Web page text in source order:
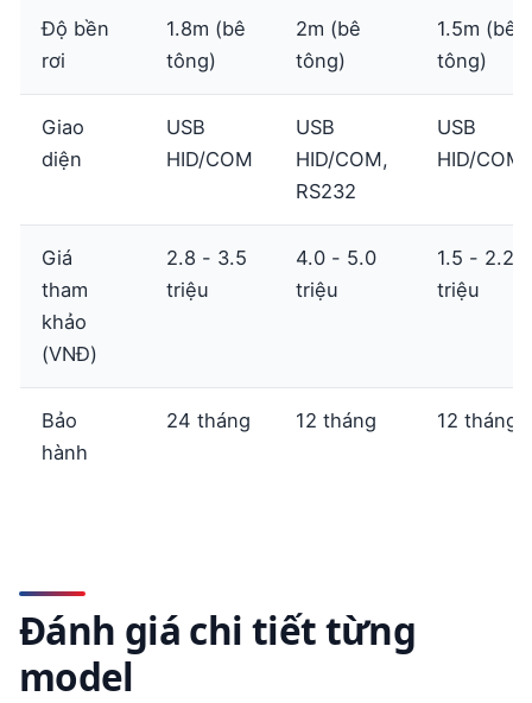
Độ bền
rơi
1.8m (bê
tông)
2m (bê
tông)
1.5m (bê
tông)
Giao
diện
USB
HID/COM
USB
HID/COM,
RS232
USB
HID/COM
Giá
tham
khảo
(VNĐ)
2.8 - 3.5
triệu
4.0 - 5.0
triệu
1.5 - 2.2
triệu
Bảo
hành
24 tháng 12 tháng 12 tháng
Đánh giá chi tiết từng
model